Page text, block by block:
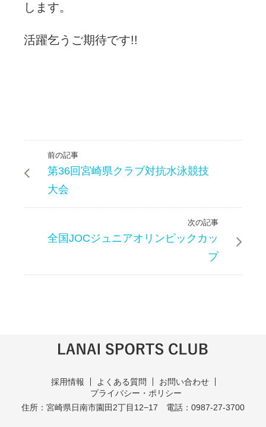
します。
活躍乞うご期待です!!
前の記事
第36回宮崎県クラブ対抗水泳競技
大会
次の記事
全国JOCジュニアオリンピックカッ
プ
採用情報 よくある質問
お問い合わせ
プライバシー・ポリシー
住所：宮崎県日南市園田2丁目12−17
電話：0987-27-3700